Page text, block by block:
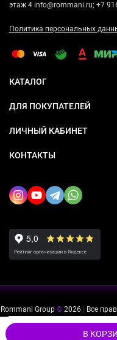
В
этаж 4 info@rommani.ru; +7
Политика персональных
КАТАЛОГ
ДЛЯ ПОКУПАТЕЛЕЙ
ЛИЧНЫЙ КАБИНЕТ
КОНТАКТЫ
Rommani Group © 2026 Все
Мы используем файлы